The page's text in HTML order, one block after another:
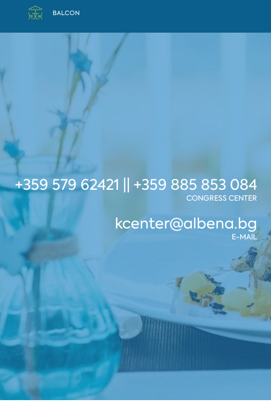
BALCON
+359 579 62421 || +359 885 853 084
CONGRESS CENTER
kcenter@albena.bg
E-MAIL